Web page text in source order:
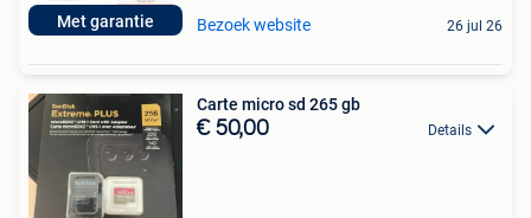
Met garantie Bezoek website 26 jul 26
Carte micro sd 265 gb
€ 50,00 Details